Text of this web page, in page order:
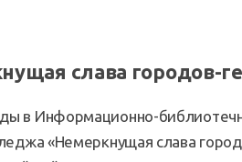
слава городов-
в Информационно-
«Немеркнущая слава